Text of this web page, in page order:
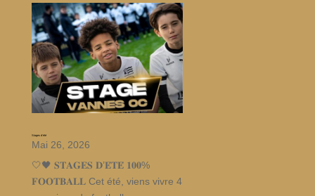
Stages d’été
Mai 26, 2026
🤍🖤 𝐒𝐓𝐀𝐆𝐄𝐒 𝐃’𝐄́𝐓𝐄́ 𝟏𝟎𝟎%
𝐅𝐎𝐎𝐓𝐁𝐀𝐋𝐋 Cet été, viens vivre 4